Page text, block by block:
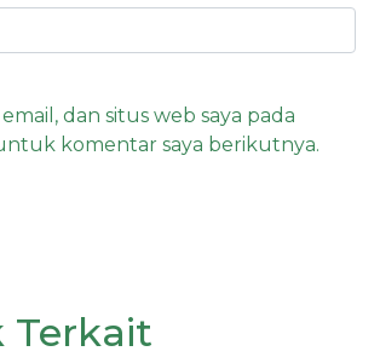
dan situs web saya pada
komentar saya berikutnya.
Terkait